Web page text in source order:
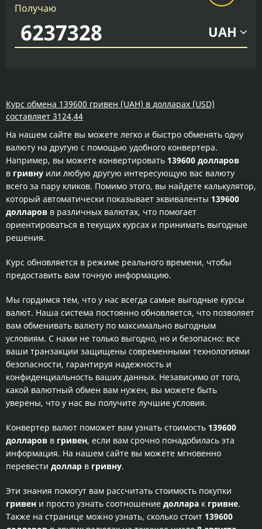
Получаю
UAH
Курс обмена 139600 гривен (UAH) в долларах (USD)
составляет 3124,44
На нашем сайте вы можете легко и быстро обменять одну
валюту на другую с помощью удобного конвертера.
Например, вы можете конвертировать 139600 долларов
в гривну или любую другую интересующую вас валюту
всего за пару кликов. Помимо этого, вы найдете калькулятор,
который автоматически показывает эквиваленты 139600
долларов в различных валютах, что помогает
ориентироваться в текущих курсах и принимать выгодные
решения.
Курс обновляется в режиме реального времени, чтобы
предоставить вам точную информацию.
Мы гордимся тем, что у нас всегда самые выгодные курсы
валют. Наша система постоянно обновляется, что позволяет
вам обменивать валюту по максимально выгодным
условиям. С нами не только выгодно, но и безопасно: все
ваши транзакции защищены современными технологиями
безопасности, гарантируя надежность и
конфиденциальность ваших данных. Независимо от того,
какой валютный обмен вам нужен, вы можете быть
уверены, что у нас вы получите лучшие условия.
Конвертер валют поможет вам узнать стоимость 139600
долларов в гривен, если вам срочно понадобилась эта
информация. На нашем сайте вы можете мгновенно
перевести доллар в гривну.
Эти знания помогут вам рассчитать стоимость покупки
гривен и просто узнать соотношение доллара к гривне.
Также на странице можно узнать, сколько стоит 139600